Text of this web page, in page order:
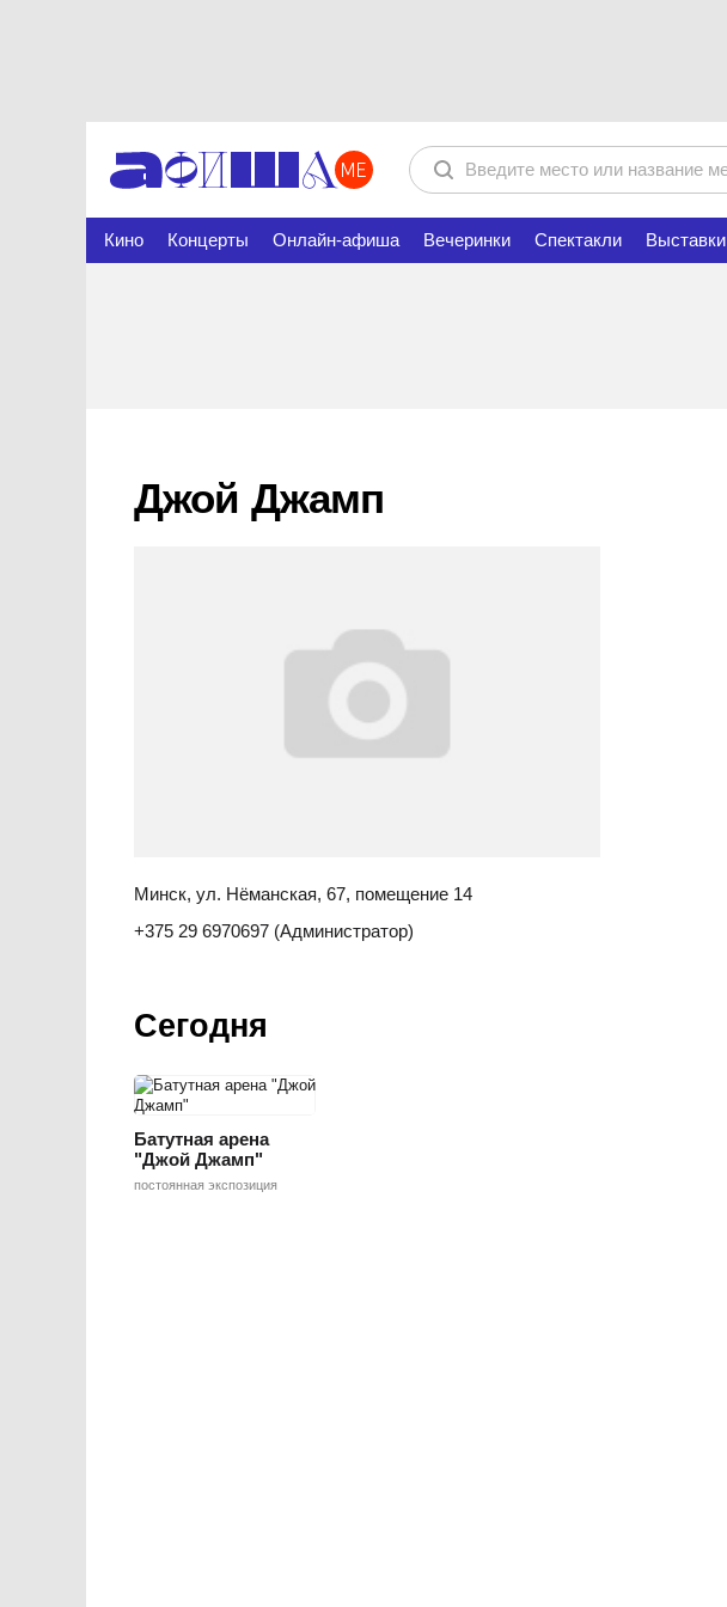
Кино Концерты Онлайн-афиша Вечеринки Спектакли Выставки
Джой Джамп
Минск, ул. Нёманская, 67, помещение 14
+375 29 6970697 (Администратор)
Сегодня
Батутная арена
"Джой Джамп"
постоянная экспозиция